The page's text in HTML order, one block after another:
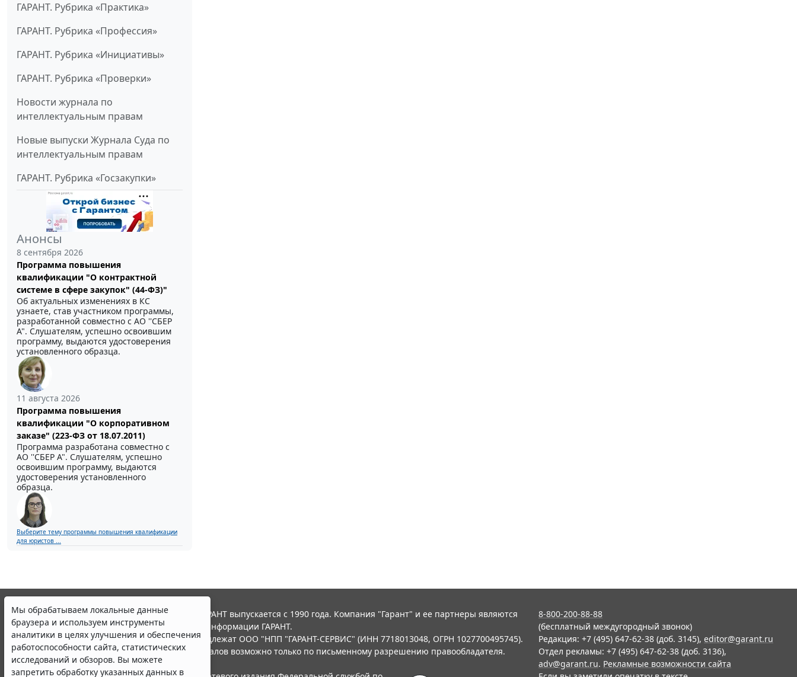
ГАРАНТ. Рубрика «Практика»
ГАРАНТ. Рубрика «Профессия»
ГАРАНТ. Рубрика «Инициативы»
ГАРАНТ. Рубрика «Проверки»
Новости журнала по
интеллектуальным правам
Новые выпуски Журнала Суда по
интеллектуальным правам
ГАРАНТ. Рубрика «Госзакупки»
Анонсы
8 сентября 2026
Программа повышения
квалификации "О контрактной
системе в сфере закупок" (44-ФЗ)"
Об актуальных изменениях в КС
узнаете, став участником программы,
разработанной совместно с АО ''СБЕР
А". Слушателям, успешно освоившим
программу, выдаются удостоверения
установленного образца.
11 августа 2026
Программа повышения
квалификации "О корпоративном
заказе" (223-ФЗ от 18.07.2011)
Программа разработана совместно с
АО ''СБЕР А". Слушателям, успешно
освоившим программу, выдаются
удостоверения установленного
образца.
Выберите тему программы повышения квалификации
для юристов ...
Мы обрабатываем локальные данные
браузера и используем инструменты
аналитики в целях улучшения и обеспечения
работоспособности сайта, статистических
исследований и обзоров. Вы можете
запретить обработку указанных данных в
© ООО "НПП "ГАРАНТ-СЕРВИС", 2026. Система ГАРАНТ выпускается с 1990 года. Компания "Гарант" и ее партнеры являются
участниками Российской ассоциации правовой информации ГАРАНТ.
Все права на материалы сайта ГАРАНТ.РУ принадлежат ООО "НПП "ГАРАНТ-СЕРВИС" (ИНН 7718013048, ОГРН 1027700495745).
Полное или частичное воспроизведение материалов возможно только по письменному разрешению правообладателя.
Правила использования портала.
8-800-200-88-88
(бесплатный междугородный звонок)
Редакция: +7 (495) 647-62-38 (доб. 3145), editor@garant.ru
Отдел рекламы: +7 (495) 647-62-38 (доб. 3136),
adv@garant.ru. Рекламные возможности сайта